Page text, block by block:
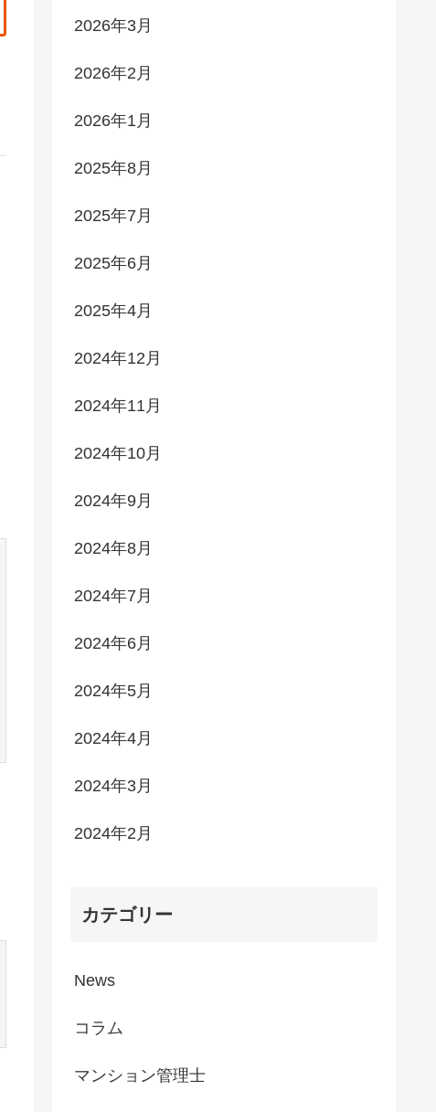
2026年3月
2026年2月
2026年1月
2025年8月
2025年7月
2025年6月
2025年4月
2024年12月
2024年11月
2024年10月
2024年9月
2024年8月
2024年7月
2024年6月
2024年5月
2024年4月
2024年3月
2024年2月
カテゴリー
News
コラム
マンション管理士